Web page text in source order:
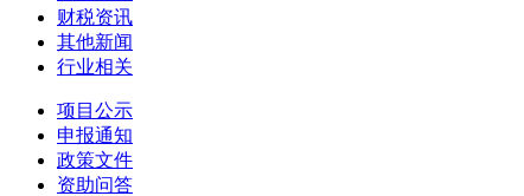
财税资讯
其他新闻
行业相关
项目公示
申报通知
政策文件
资助问答